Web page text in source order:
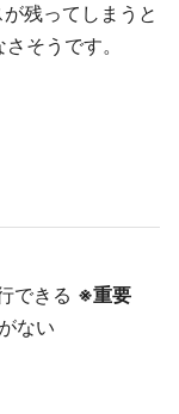
残ってしまうと
そうです。
できる ※重要
ない